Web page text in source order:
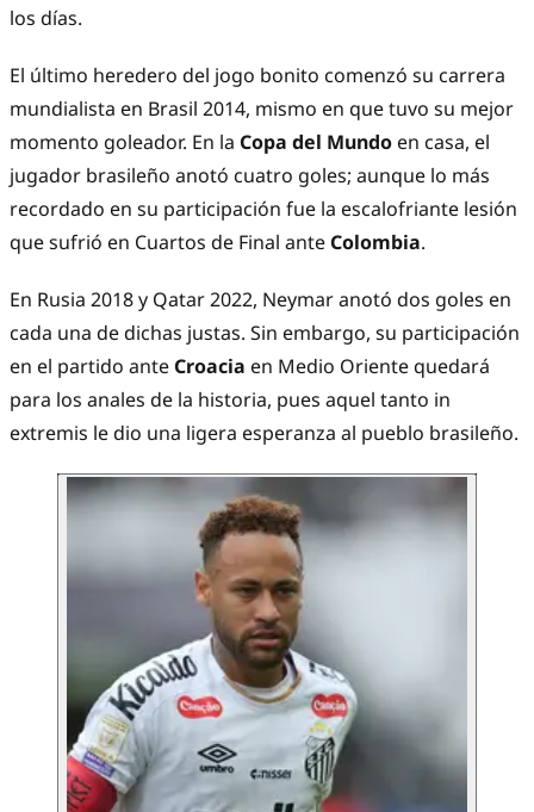
los días.
El último heredero del jogo bonito comenzó su carrera
mundialista en Brasil 2014, mismo en que tuvo su mejor
momento goleador. En la Copa del Mundo en casa, el
jugador brasileño anotó cuatro goles; aunque lo más
recordado en su participación fue la escalofriante lesión
que sufrió en Cuartos de Final ante Colombia.
En Rusia 2018 y Qatar 2022, Neymar anotó dos goles en
cada una de dichas justas. Sin embargo, su participación
en el partido ante Croacia en Medio Oriente quedará
para los anales de la historia, pues aquel tanto in
extremis le dio una ligera esperanza al pueblo brasileño.